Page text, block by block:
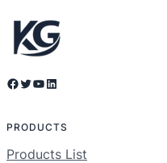
Facebook Twitter YouTube LinkedIn
PRODUCTS
Products List